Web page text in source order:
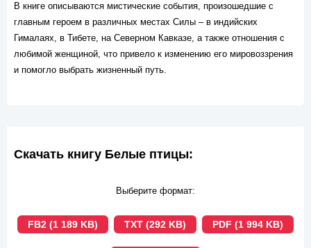
В книге описываются мистические события, произошедшие с
главным героем в различных местах Силы – в индийских
Гималаях, в Тибете, на Северном Кавказе, а также отношения с
любимой женщиной, что привело к изменению его мировоззрения
и помогло выбрать жизненный путь.
Скачать книгу Белые птицы:
Выберите формат:
FB2 (1 189 KB) TXT (292 KB) PDF (1 994 KB)